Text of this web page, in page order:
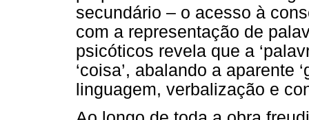
secundário – o acesso à
com a representação de
psicóticos revela que a
‘coisa’, abalando a aparente
linguagem, verbalização e